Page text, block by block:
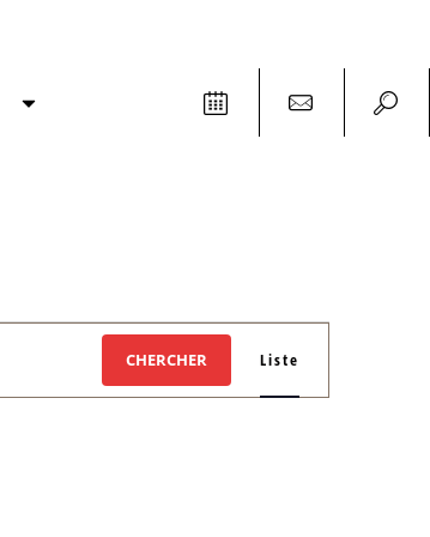
CHERCHER
de
Liste